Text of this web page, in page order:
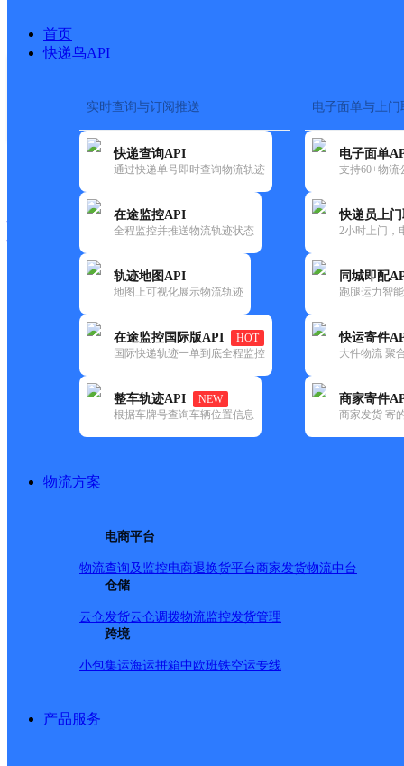
首页
快递鸟API
实时查询与订阅推送
快递查询API
通过快递单号即时查询物流轨迹
在途监控API
全程监控并推送物流轨迹状态
轨迹地图API
地图上可视化展示物流轨迹
在途监控国际版API
HOT
国际快递轨迹一单到底全程监控
整车轨迹API
NEW
根据车牌号查询车辆位置信息
电子面单与上门
电子面单
支持60+物流
快递员上
2小时上门，
同城即配
跑腿运力智
快运寄件
大件物流 聚
商家寄件
商家发货 寄
物流方案
电商平台
物流查询及监控电商退换货平台商家发货物流中台
仓储
云仓发货云仓调拨物流监控发货管理
跨境
小包集运海运拼箱中欧班铁空运专线
产品服务
快运大全 快递时效
极兔
昆明嵩明县网点
更新时间：2021-11-26 00:00:00
所属快递：极兔速递
所属区域：云南省-昆明市-嵩明县
网点地址：云南省昆明市嵩明县嵩阳街道双峰路嵩阳卫生
网点负责人：